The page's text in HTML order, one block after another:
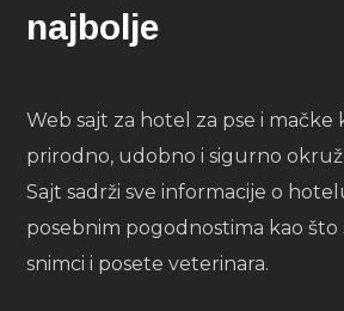
najbolje
Web sajt za hotel za pse i mačke
prirodno, udobno i sigurno
Sajt sadrži sve informacije o
posebnim pogodnostima kao što
snimci i posete veterinara.